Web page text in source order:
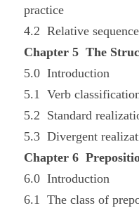
practice
4.2 Relative
Chapter 5 The
5.0 Introduction
5.1 Verb
5.2 Standard
5.3 Divergent
Chapter 6
6.0 Introduction
6.1 The class of